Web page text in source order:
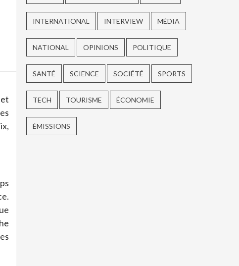
INTERNATIONAL INTERVIEW MÉDIA
NATIONAL OPINIONS POLITIQUE
SANTÉ SCIENCE SOCIÉTÉ SPORTS
TECH TOURISME ÉCONOMIE
ÉMISSIONS